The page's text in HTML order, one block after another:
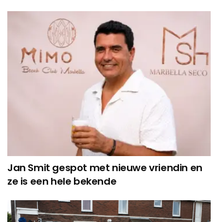
Jan Smit gespot met nieuwe vriendin en
ze is een hele bekende